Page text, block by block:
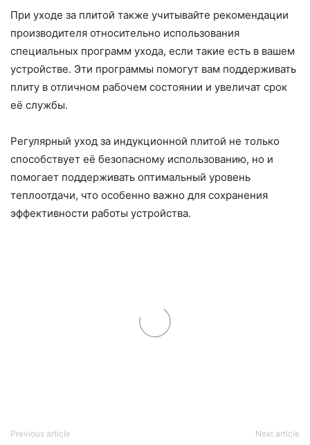
При уходе за плитой также учитывайте рекомендации
производителя относительно использования
специальных программ ухода, если такие есть в вашем
устройстве. Эти программы помогут вам поддерживать
плиту в отличном рабочем состоянии и увеличат срок
её службы.
Регулярный уход за индукционной плитой не только
способствует её безопасному использованию, но и
помогает поддерживать оптимальный уровень
теплоотдачи, что особенно важно для сохранения
эффективности работы устройства.
Previous article Next article